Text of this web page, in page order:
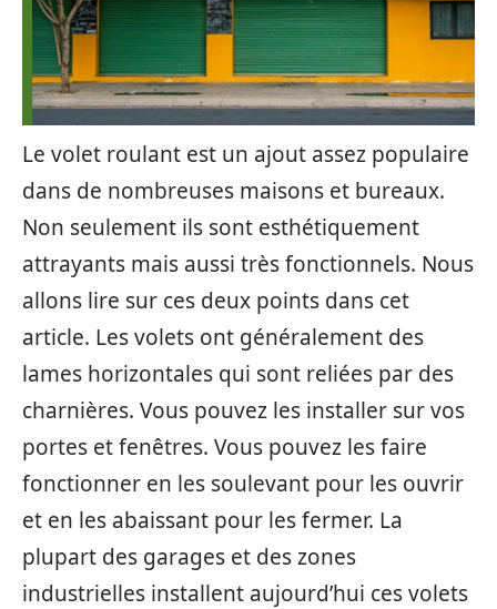
Le volet roulant est un ajout assez populaire
dans de nombreuses maisons et bureaux.
Non seulement ils sont esthétiquement
attrayants mais aussi très fonctionnels. Nous
allons lire sur ces deux points dans cet
article. Les volets ont généralement des
lames horizontales qui sont reliées par des
charnières. Vous pouvez les installer sur vos
portes et fenêtres. Vous pouvez les faire
fonctionner en les soulevant pour les ouvrir
et en les abaissant pour les fermer. La
plupart des garages et des zones
industrielles installent aujourd’hui ces volets